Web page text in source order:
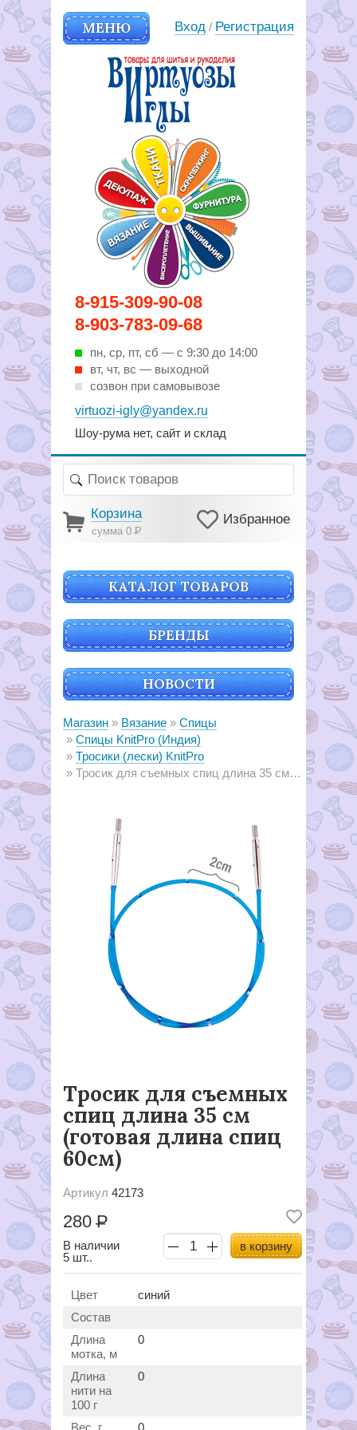
8-915-309-90-08
8-903-783-09-68
пн, ср, пт, cб — с 9:30 до 14:00
вт, чт, вс — выходной
созвон при самовывозе
virtuozi-igly@yandex.ru
Шоу-рума нет, сайт и склад
МЕНЮ
Вирутозы иглы. Товары для
шитья и рукоделья
Вход / Регистрация
Корзина
сумма 0Р
Избранное
КАТАЛОГ ТОВАРОВ
БРЕНДЫ
НОВОСТИ
Магазин Вязание
Спицы
Спицы KnitPro (Индия)
Тросики (лески) KnitPro
Тросик для съемных спиц длина 35 см (готовая длина спиц 60см)
Тросик для съемных
спиц длина 35 см
(готовая длина спиц
60см)
Артикул 42173
280Р
В наличии
5 шт..
в корзину
Цвет
синий
Состав
Длина
мотка, м
0
Длина
нити на
100 г
0